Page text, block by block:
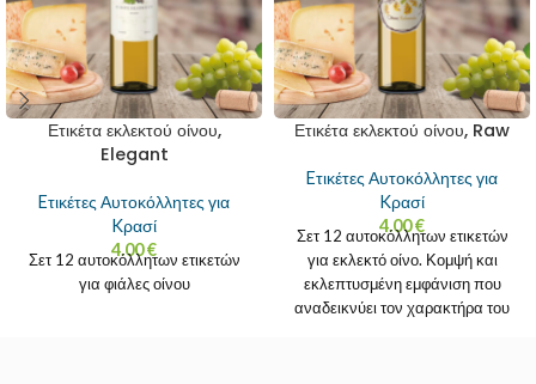
Ετικέτα εκλεκτού οίνου,
Elegant
Eτικέτες Αυτοκόλλητες για
Kρασί
4.00€
Σετ 12 αυτοκόλλητων ετικετών
για φιάλες οίνου
Ετικέτα εκλεκτού οίνου, Raw
Eτικέτες Αυτοκόλλητες για
Kρασί
4.00€
Σετ 12 αυτοκόλλητων ετικετών
για εκλεκτό οίνο. Κομψή και
εκλεπτυσμένη εμφάνιση που
αναδεικνύει τον χαρακτήρα του